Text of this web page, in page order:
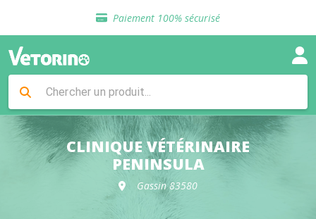
Paiement 100% sécurisé
Livraison gratuite en clinique vétérinaire
Sélection de croquettes vétérinaire
Livraison gratuite en clinique vétérinaire
Retour gratuit en clinique
Sélection de croquettes vétérinaire
CLINIQUE VÉTÉRINAIRE
PENINSULA
Gassin 83580